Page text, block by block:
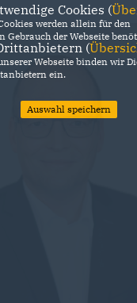
Cookies (
werden allein für den
Gebrauch der Webseite
(
Webseite binden wir
ein.
Auswahl speichern